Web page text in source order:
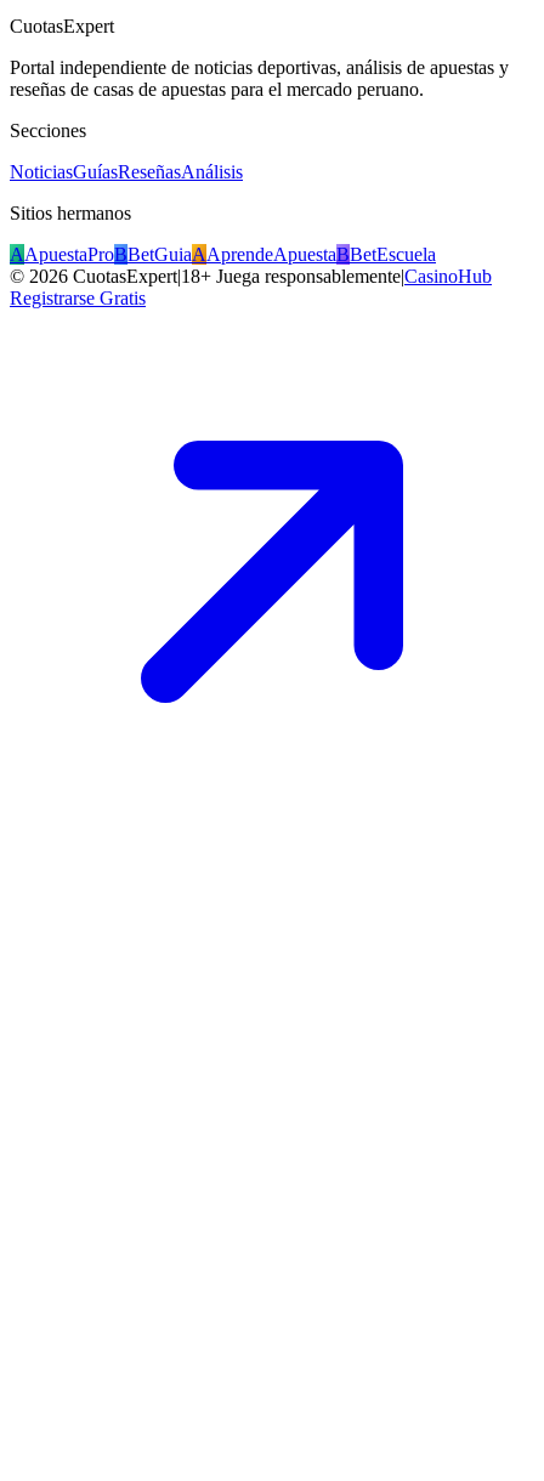
CuotasExpert
Portal independiente de noticias deportivas, análisis de apuestas y
reseñas de casas de apuestas para el mercado peruano.
Secciones
NoticiasGuíasReseñasAnálisis
Sitios hermanos
AApuestaProBBetGuiaAAprendeApuestaBBetEscuela
© 2026 CuotasExpert|18+ Juega responsablemente|CasinoHub
Registrarse Gratis